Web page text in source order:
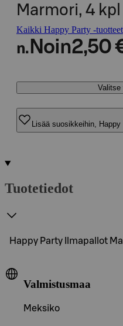
Marmori, 4 kpl
Kaikki Happy Party -tuotteet
n. Noin2,50
Valitse
Lisää suosikkeihin,
Tuotetiedot
Happy Party Ilmapallot
Valmistusmaa
Meksiko